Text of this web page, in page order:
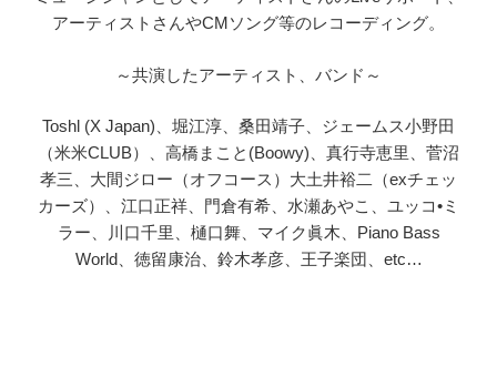
アーティストさんやCMソング等のレコーディング。
～共演したアーティスト、バンド～
Toshl (X Japan)、堀江淳、桑田靖子、ジェームス小野田
（米米CLUB）、高橋まこと(Boowy)、真行寺恵里、菅沼
孝三、大間ジロー（オフコース）大土井裕二（exチェッ
カーズ）、江口正祥、門倉有希、水瀬あやこ、ユッコ•ミ
ラー、川口千里、樋口舞、マイク眞木、Piano Bass
World、徳留康治、鈴木孝彦、王子楽団、etc…